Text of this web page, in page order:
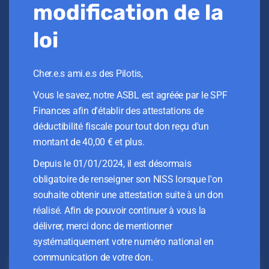
Avec le soutien de
Inscription à notre
newsletter, le Flash-Info
modification de la
loi
Cher.e.s ami.e.s des Pilotis,
Vous le savez, notre ASBL est agréée par le SPF
Finances afin d'établir des attestations de
déductibilité fiscale pour tout don reçu d'un
montant de 40,00 € et plus.
Depuis le 01/01/2024, il est désormais
obligatoire de renseigner son NISS lorsque l'on
souhaite obtenir une attestation suite à un don
réalisé. Afin de pouvoir continuer à vous la
délivrer, merci donc de mentionner
systématiquement votre numéro national en
communication de votre don.